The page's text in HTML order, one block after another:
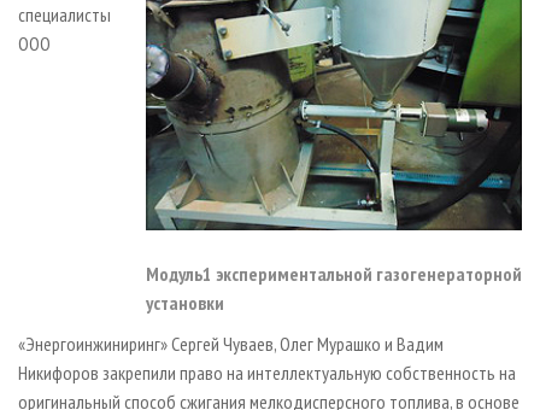
Модуль1 экспериментальной газогенераторной
установки
специалисты
ООО
«Энергоинжиниринг» Сергей Чуваев, Олег Мурашко и Вадим
Никифоров закрепили право на интеллектуальную собственность на
оригинальный способ сжигания мелкодисперсного топлива, в основе